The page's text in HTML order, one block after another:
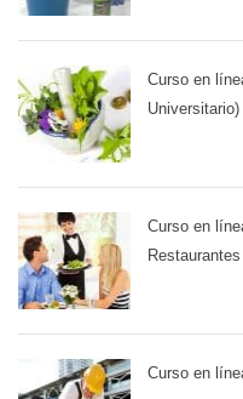
Curso en
Universitario)
Curso en
Restaurantes
Curso en